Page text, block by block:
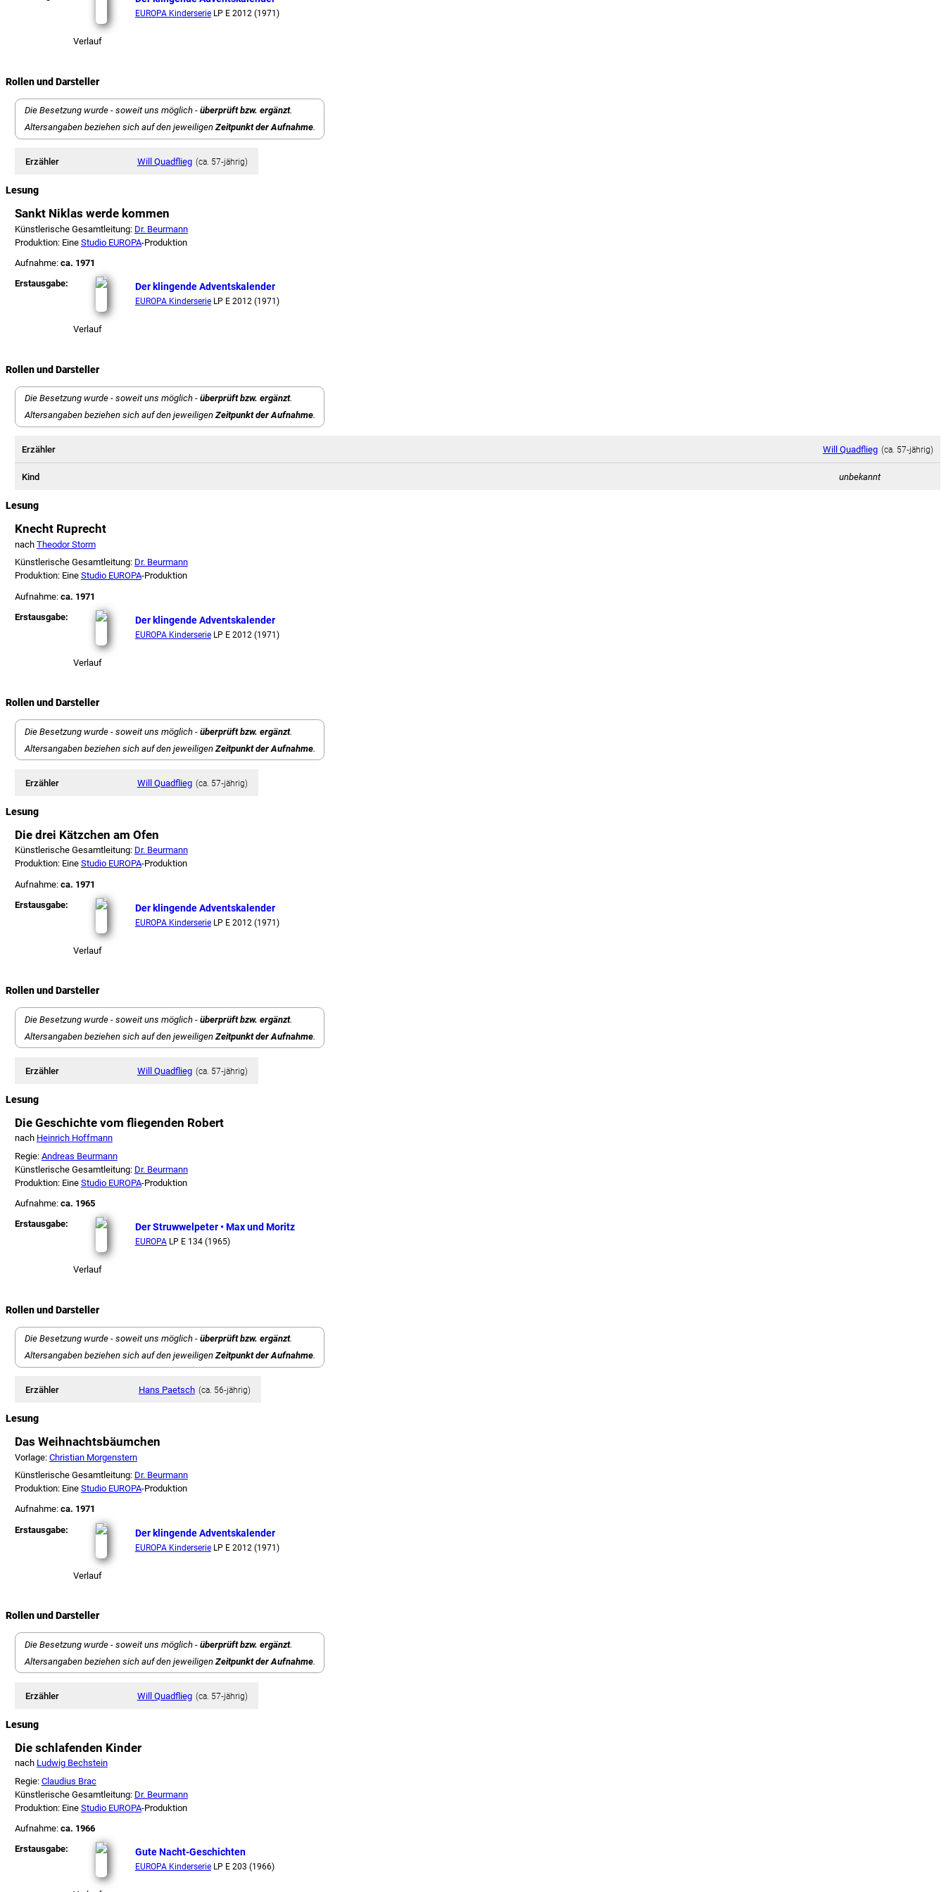
EUROPA KinderserieLP E 2012 (1971)
Verlauf
Rollen und Darsteller
Die Besetzung wurde - soweit uns möglich - überprüft bzw. ergänzt.
Altersangaben beziehen sich auf den jeweiligenZeitpunkt der Aufnahme.
Erzähler Will Quadflieg (ca. 57‑jährig)
Lesung
Sankt Niklas werde kommen
Künstlerische Gesamtleitung: Dr. Beurmann
Produktion: Eine Studio EUROPA-Produktion
Aufnahme: ca. 1971
Erstausgabe:
Der klingende Adventskalender
EUROPA KinderserieLP E 2012 (1971)
Verlauf
Rollen und Darsteller
Die Besetzung wurde - soweit uns möglich - überprüft bzw. ergänzt.
Altersangaben beziehen sich auf den jeweiligenZeitpunkt der Aufnahme.
Erzähler Will Quadflieg (ca. 57‑jährig)
Kind unbekannt
Lesung
Knecht Ruprecht
nach Theodor Storm
Künstlerische Gesamtleitung: Dr. Beurmann
Produktion: Eine Studio EUROPA-Produktion
Aufnahme: ca. 1971
Erstausgabe:
Der klingende Adventskalender
EUROPA KinderserieLP E 2012 (1971)
Verlauf
Rollen und Darsteller
Die Besetzung wurde - soweit uns möglich - überprüft bzw. ergänzt.
Altersangaben beziehen sich auf den jeweiligen Zeitpunkt der Aufnahme.
Erzähler Will Quadflieg (ca. 57‑jährig)
Lesung
Die drei Kätzchen am Ofen
Künstlerische Gesamtleitung: Dr. Beurmann
Produktion: Eine Studio EUROPA-Produktion
Aufnahme: ca. 1971
Erstausgabe:
Der klingende Adventskalender
EUROPA KinderserieLP E 2012 (1971)
Verlauf
Rollen und Darsteller
Die Besetzung wurde - soweit uns möglich - überprüft bzw. ergänzt.
Altersangaben beziehen sich auf den jeweiligen Zeitpunkt der Aufnahme.
Erzähler Will Quadflieg (ca. 57‑jährig)
Lesung
Die Geschichte vom fliegenden Robert
nach Heinrich Hoffmann
Regie: Andreas Beurmann
Künstlerische Gesamtleitung: Dr. Beurmann
Produktion: Eine Studio EUROPA-Produktion
Aufnahme: ca. 1965
Erstausgabe:
Der Struwwelpeter • Max und Moritz
EUROPALP E 134 (1965)
Verlauf
Rollen und Darsteller
Die Besetzung wurde - soweit uns möglich - überprüft bzw. ergänzt.
Altersangaben beziehen sich auf den jeweiligenZeitpunkt der Aufnahme.
Erzähler Hans Paetsch (ca. 56‑jährig)
Lesung
Das Weihnachtsbäumchen
Vorlage: Christian Morgenstern
Künstlerische Gesamtleitung: Dr. Beurmann
Produktion: Eine Studio EUROPA-Produktion
Aufnahme: ca. 1971
Erstausgabe:
Der klingende Adventskalender
EUROPA KinderserieLP E 2012 (1971)
Verlauf
Rollen und Darsteller
Die Besetzung wurde - soweit uns möglich - überprüft bzw. ergänzt.
Altersangaben beziehen sich auf den jeweiligen Zeitpunkt der Aufnahme.
Erzähler Will Quadflieg (ca. 57‑jährig)
Lesung
Die schlafenden Kinder
nach Ludwig Bechstein
Regie: Claudius Brac
Künstlerische Gesamtleitung: Dr. Beurmann
Produktion: Eine Studio EUROPA-Produktion
Aufnahme: ca. 1966
Erstausgabe:
Gute Nacht-Geschichten
EUROPA KinderserieLP E 203 (1966)